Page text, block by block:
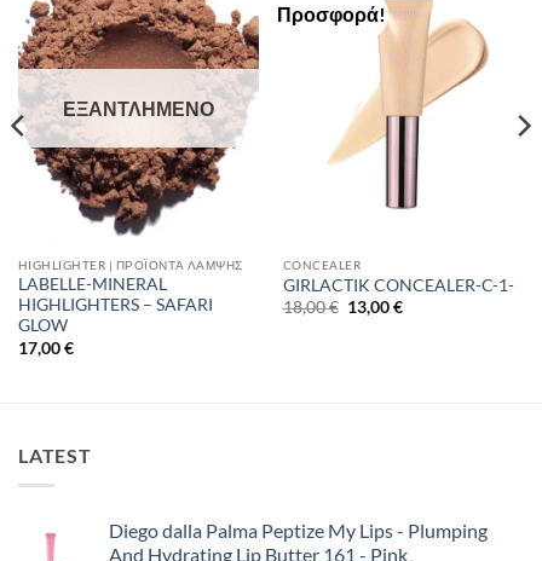
Add to
Wishlist
ΕΞΑΝΤΛΗΜΈΝΟ
HIGHLIGHTER | ΠΡΟΪΌΝΤΑ ΛΆΜΨΗΣ
LABELLE-MINERAL
HIGHLIGHTERS – SAFARI
GLOW
17,00€
Προσφορά!
Wishlist
CONCEALER
GIRLACTIK CONCEALER-C-1-
18,00€ Original
price
13,00€Η
LATEST
Diego dalla Palma Peptize My Lips - Plumping
And Hydrating Lip Butter 161 - Pink